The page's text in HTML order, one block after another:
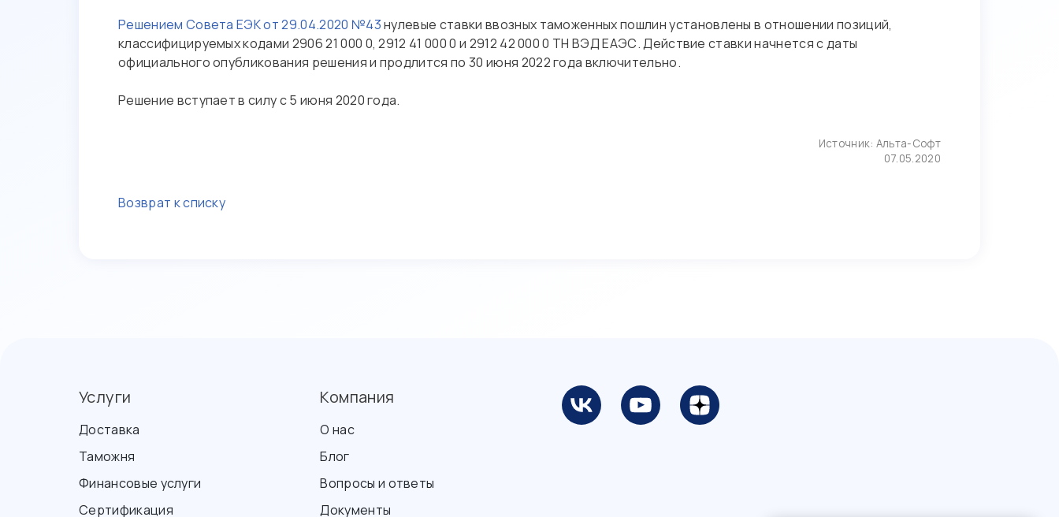
Решением Совета ЕЭК от 29.04.2020 №43нулевые ставки ввозных таможенных пошлин установлены в отношении позиций,
классифицируемых кодами 2906 21 000 0, 2912 41 000 0 и 2912 42 000 0 ТН ВЭД ЕАЭС. Действие ставки начнется с даты
официального опубликования решения и продлится по 30 июня 2022 года включительно.
Решение вступает в силу с 5 июня 2020 года.
Источник: Альта-Софт
07.05.2020
Возврат к списку
Услуги
Доставка
Таможня
Финансовые услуги
Сертификация
Компания
О нас
Блог
Вопросы и ответы
Документы